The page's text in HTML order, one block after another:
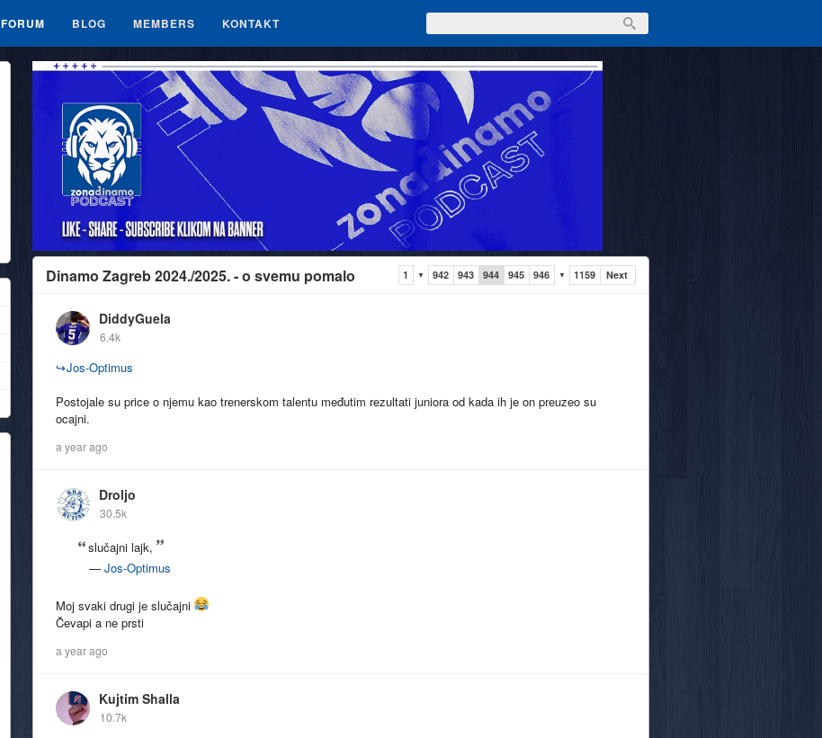
FORUM BLOG MEMBERS KONTAKT
Dinamo Zagreb 2024./2025. - o svemu pomalo 1 ▼ 942 943 944 945 946 ▼ 1159 Next
DiddyGuela
6.4k
↪Jos-Optimus
Postojale su price o njemu kao trenerskom talentu međutim rezultati juniora od kada ih je on preuzeo su
ocajni.
a year ago
Droljo
30.5k
slučajni lajk,
— Jos-Optimus
Moj svaki drugi je slučajni
Čevapi a ne prsti
a year ago
Kujtim Shalla
10.7k